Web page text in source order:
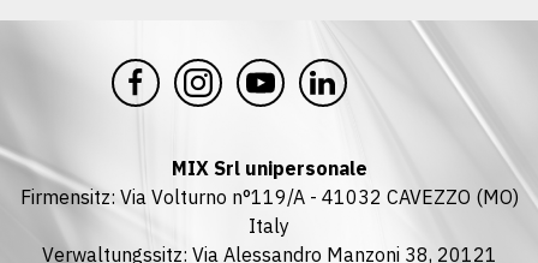
MIX Srl unipersonale
Firmensitz: Via Volturno n°119/A - 41032 CAVEZZO (MO)
Italy
Verwaltungssitz: Via Alessandro Manzoni 38, 20121